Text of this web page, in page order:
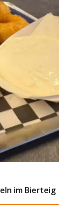
im Bierteig